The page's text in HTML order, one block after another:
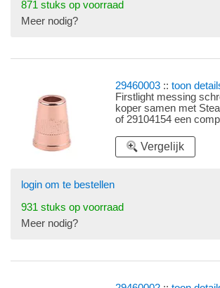
871 stuks op voorraad
Meer nodig?
29460003 ::toon
Firstlight messing
koper samen met
of 29104154 een
Vergelijk
login om te bestellen
931 stuks op voorraad
Meer nodig?